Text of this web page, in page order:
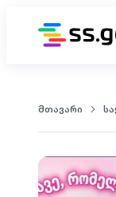
მთავარი